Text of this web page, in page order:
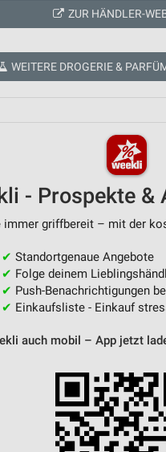
ZUR HÄNDLER-
WEITERE DROGERIE &
- Prospekte &
griffbereit – mit der
✔ Standortgenaue Angebote
✔ Folge deinem
✔ Push-Benachrichtigungen
✔ Einkaufsliste - Einkauf
auch mobil – App jetzt